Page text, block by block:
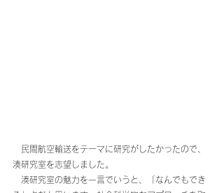
民間航空輸送をテーマに研究がしたかったので、
湊研究室を志望しました。